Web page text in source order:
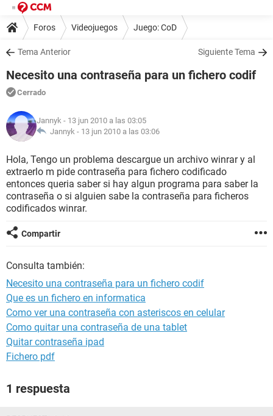
Foros Videojuegos Juego: CoD
Tema Anterior Siguiente Tema
Necesito una contraseña para un fichero codif
Cerrado
Jannyk - 13 jun 2010 a las 03:05
Jannyk - 13 jun 2010 a las 03:06
Hola, Tengo un problema descargue un archivo winrar y al
extraerlo m pide contraseña para fichero codificado
entonces queria saber si hay algun programa para saber la
contraseña o si alguien sabe la contraseña para ficheros
codificados winrar.
Compartir
Consulta también:
Necesito una contraseña para un fichero codif
Que es un fichero en informatica
Como ver una contraseña con asteriscos en celular
Como quitar una contraseña de una tablet
Quitar contraseña ipad
Fichero pdf
1 respuesta